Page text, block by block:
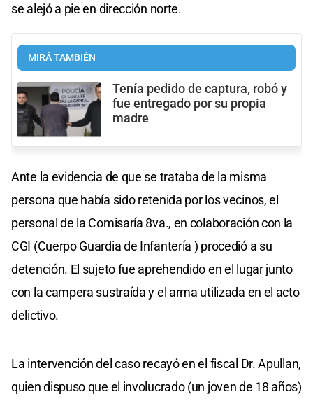
se alejó a pie en dirección norte.
MIRÁ TAMBIÉN
Tenía pedido de captura, robó y
fue entregado por su propia
madre
Ante la evidencia de que se trataba de la misma
persona que había sido retenida por los vecinos, el
personal de la Comisaría 8va., en colaboración con la
CGI (Cuerpo Guardia de Infantería ) procedió a su
detención. El sujeto fue aprehendido en el lugar junto
con la campera sustraída y el arma utilizada en el acto
delictivo.
La intervención del caso recayó en el fiscal Dr. Apullan,
quien dispuso que el involucrado (un joven de 18 años)